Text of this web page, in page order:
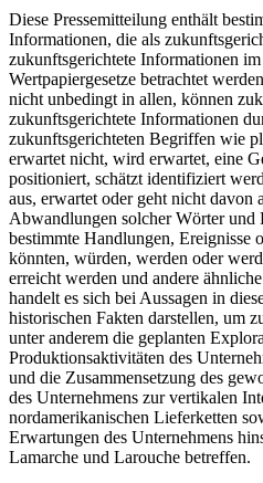
Diese Pressemitteilung enthält
Informationen, die als
zukunftsgerichtete Informationen
Wertpapiergesetze betrachtet
nicht unbedingt in allen, können
zukunftsgerichtete Informationen
zukunftsgerichteten Begriffen wie
erwartet nicht, wird erwartet, eine
positioniert, schätzt identifiziert
aus, erwartet oder geht nicht davon
Abwandlungen solcher Wörter und
bestimmte Handlungen, Ereignisse
könnten, würden, werden oder
erreicht werden und andere
handelt es sich bei Aussagen in
historischen Fakten darstellen, um
unter anderem die geplanten
Produktionsaktivitäten des
und die Zusammensetzung des
des Unternehmens zur vertikalen
nordamerikanischen Lieferketten
Erwartungen des Unternehmens
Lamarche und Larouche betreffen.